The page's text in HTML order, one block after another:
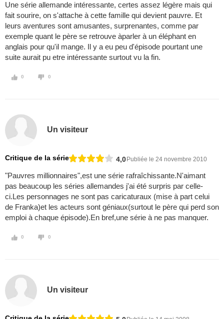
Une série allemande intéressante, certes assez légère mais qui
fait sourire, on s'attache à cette famille qui devient pauvre. Et
leurs aventures sont amusantes, surprenantes, comme par
exemple quant le père se retrouve àparler à un éléphant en
anglais pour qu'il mange. Il y a eu peu d'épisode pourtant une
suite aurait pu etre intéressante surtout vu la fin.
0 0
Un visiteur
Critique de la série 4,0Publiée le 24 novembre 2010
"Pauvres millionnaires",est une série rafraîchissante.N'aimant
pas beaucoup les séries allemandes j'ai été surpris par celle-
ci.Les personnages ne sont pas caricaturaux (mise à part celui
de Franka)et les acteurs sont géniaux(surtout le père qui perd son
emploi à chaque épisode).En bref,une série à ne pas manquer.
0 0
Un visiteur